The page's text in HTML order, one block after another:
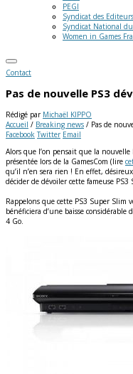
PEGI
Syndicat des
Syndicat National
Women in Games
Contact
Pas de nouvelle PS3
Rédigé par Michaël KIPPO
Accueil / Breaking news / Pas de
Facebook Twitter Email
Alors que l’on pensait que la
présentée lors de la GamesCom (lire
qu’il n’en sera rien ! En effet,
décider de dévoiler cette fameuse
Rappelons que cette PS3 Super Slim
bénéficiera d’une baisse
4 Go.